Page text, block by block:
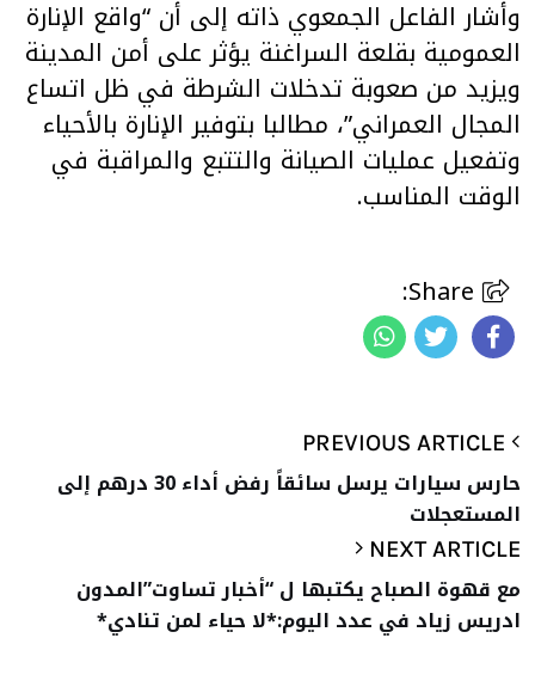
وأشار الفاعل الجمعوي ذاته إلى أن “واقع الإنارة
العمومية بقلعة السراغنة يؤثر على أمن المدينة
ويزيد من صعوبة تدخلات الشرطة في ظل اتساع
المجال العمراني”، مطالبا بتوفير الإنارة بالأحياء
وتفعيل عمليات الصيانة والتتبع والمراقبة في
الوقت المناسب.
حارس سيارات يرسل سائقاً رفض أداء 30 درهم إلى
المستعجلات
NEXT ARTICLE
مع قهوة الصباح يكتبها ل “أخبار تساوت”المدون
ادريس زياد في عدد اليوم:*لا حياء لمن تنادي*